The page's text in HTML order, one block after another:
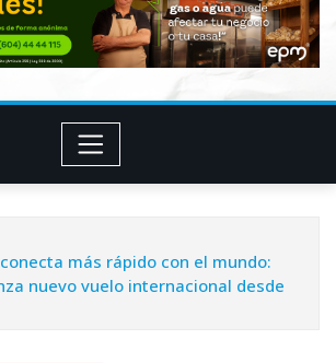
más rápido con el mundo:
nuevo vuelo internacional desde